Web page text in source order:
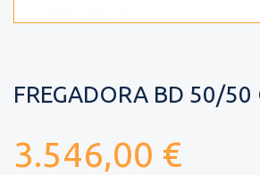
FREGADORA BD 50/50
3.546,00 €